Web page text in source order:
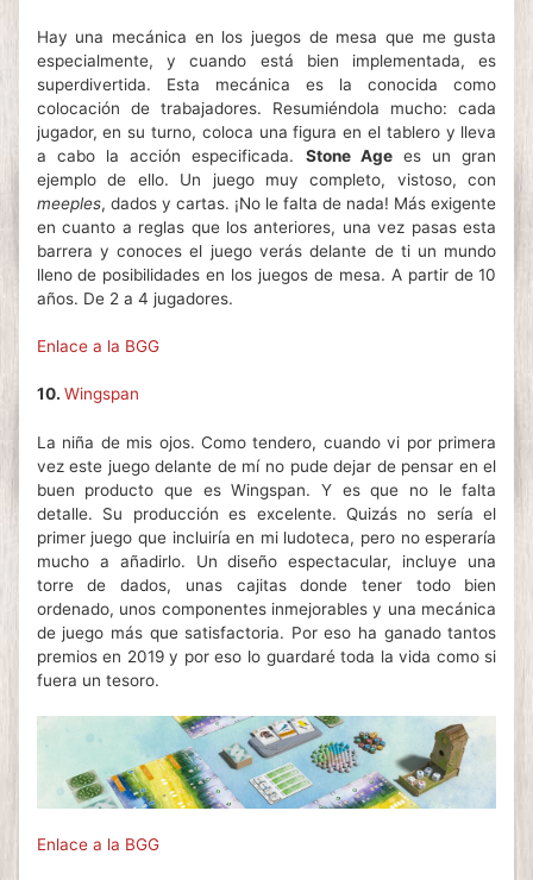
Hay una mecánica en los juegos de mesa que me gusta
especialmente, y cuando está bien implementada, es
superdivertida. Esta mecánica es la conocida como
colocación de trabajadores. Resumiéndola mucho: cada
jugador, en su turno, coloca una figura en el tablero y lleva
a cabo la acción especificada. Stone Agees un gran
ejemplo de ello. Un juego muy completo, vistoso, con
meeples, dados y cartas. ¡No le falta de nada! Más exigente
en cuanto a reglas que los anteriores, una vez pasas esta
barrera y conoces el juego verás delante de ti un mundo
lleno de posibilidades en los juegos de mesa. A partir de 10
años. De 2 a 4 jugadores.
Enlace a la BGG
10. Wingspan
La niña de mis ojos. Como tendero, cuando vi por primera
vez este juego delante de mí no pude dejar de pensar en el
buen producto que es Wingspan. Y es que no le falta
detalle. Su producción es excelente. Quizás no sería el
primer juego que incluiría en mi ludoteca, pero no esperaría
mucho a añadirlo. Un diseño espectacular, incluye una
torre de dados, unas cajitas donde tener todo bien
ordenado, unos componentes inmejorables y una mecánica
de juego más que satisfactoria. Por eso ha ganado tantos
premios en 2019 y por eso lo guardaré toda la vida como si
fuera un tesoro.
Enlace a la BGG